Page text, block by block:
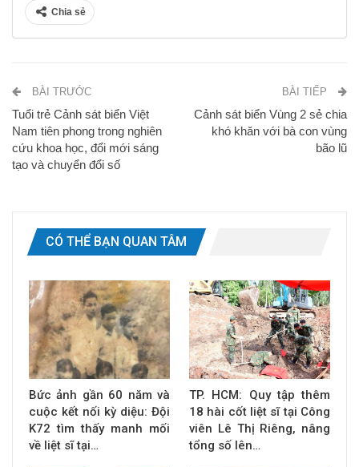
Chia sẻ
BÀI TRƯỚC
Tuổi trẻ Cảnh sát biển Việt
Nam tiên phong trong nghiên
cứu khoa học, đổi mới sáng
tạo và chuyển đổi số
BÀI TIẾP
Cảnh sát biển Vùng 2 sẻ chia
khó khăn với bà con vùng
bão lũ
CÓ THỂ BẠN QUAN TÂM
Bức ảnh gần 60 năm và
cuộc kết nối kỳ diệu: Đội
K72 tìm thấy manh mối
về liệt sĩ tại…
TP. HCM: Quy tập thêm
18 hài cốt liệt sĩ tại Công
viên Lê Thị Riêng, nâng
tổng số lên…